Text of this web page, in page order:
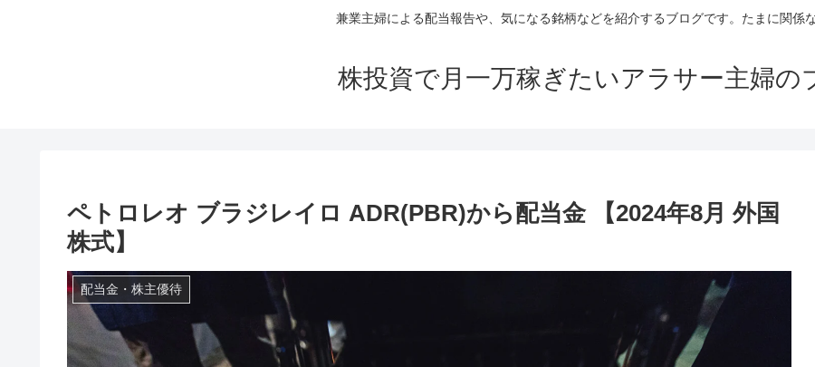
兼業主婦による配当報告や、気になる銘柄などを紹介するブログです。たまに関係な
株投資で月一万稼ぎたいアラサー主婦の
ペトロレオ ブラジレイロ ADR(PBR)から配当金 【2024年8月 外国
株式】
配当金・株主優待